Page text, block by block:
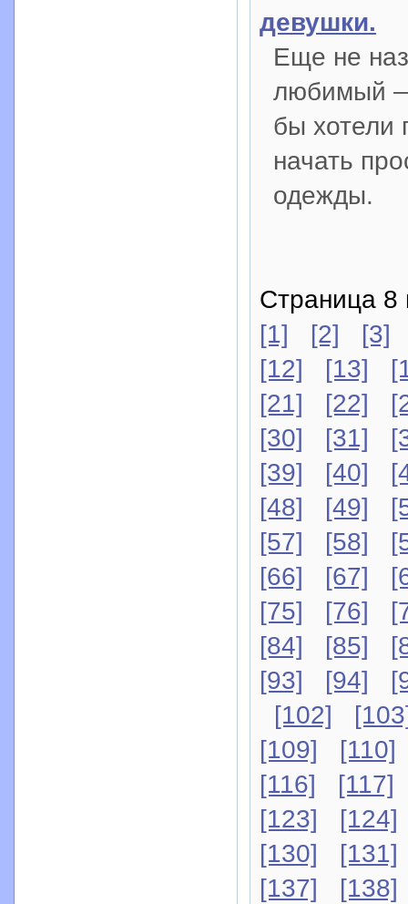
девушки.
Еще не
любимый —
бы хотели
начать
одежды.
Страница 8
[1]
[2]
[3]
[12]
[13]
[21]
[22]
[30]
[31]
[39]
[40]
[48]
[49]
[57]
[58]
[66]
[67]
[75]
[76]
[84]
[85]
[93]
[94]
[102]
[109]
[110]
[116]
[117]
[123]
[124]
[130]
[131]
[137]
[138]